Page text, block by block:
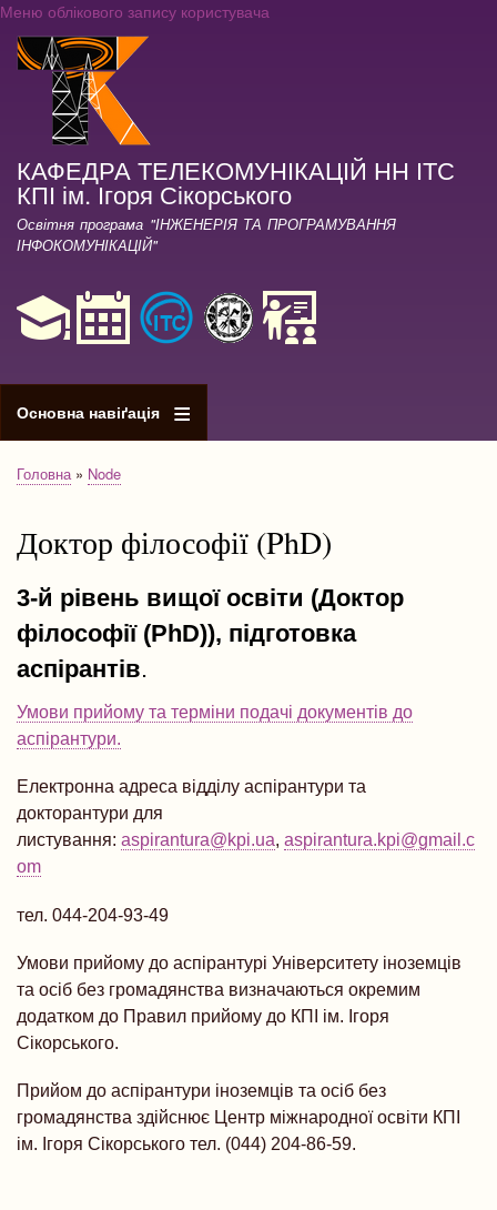
Перейти
Меню облікового запису користувача
КАФЕДРА ТЕЛЕКОМУНІКАЦІЙ НН ІТС
КПІ ім. Ігоря Сікорського
Освітня програма "ІНЖЕНЕРІЯ ТА ПРОГРАМУВАННЯ
ІНФОКОМУНІКАЦІЙ"
Основна навіґація
Рядок
Головна Node
Доктор філософії (PhD)
3-й рівень вищої освіти (Доктор
філософії (PhD)), підготовка
аспірантів.
Умови прийому та терміни подачі документів до
аспірантури.
Електронна адреса відділу аспірантури та
докторантури для
листування: aspirantura@kpi.ua, aspirantura.kpi@gmail.c
om
тел. 044-204-93-49
Умови прийому до аспірантурі Університету іноземців
та осіб без громадянства визначаються окремим
додатком до Правил прийому до КПІ ім. Ігоря
Сікорського.
Прийом до аспірантури іноземців та осіб без
громадянства здійснює Центр міжнародної освіти КПІ
ім. Ігоря Сікорського тел. (044) 204-86-59.